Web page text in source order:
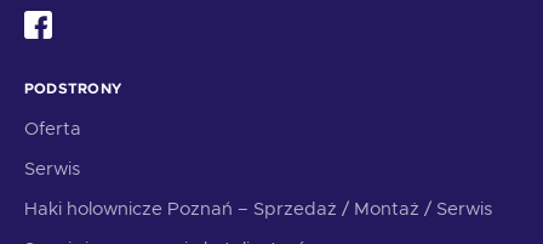
PODSTRONY
Oferta
Serwis
Haki holownicze Poznań – Sprzedaż / Montaż / Serwis